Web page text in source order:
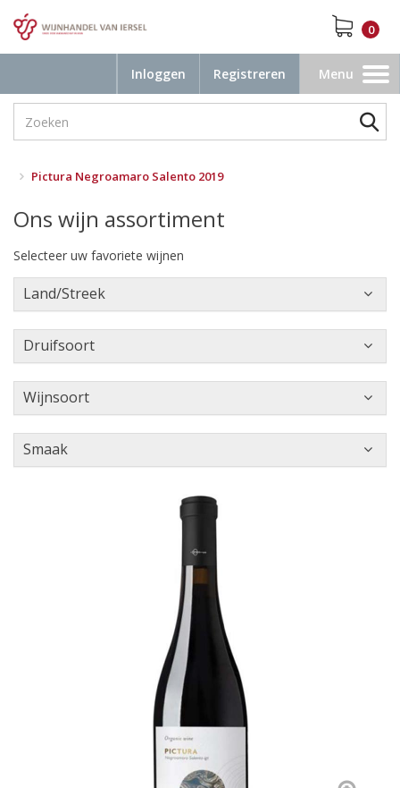
0
Inloggen Registreren
Toggle
navigation
Menu
Pictura Negroamaro Salento 2019
Ons wijn assortiment
Selecteer uw favoriete wijnen
Land/Streek
Druifsoort
Wijnsoort
Smaak